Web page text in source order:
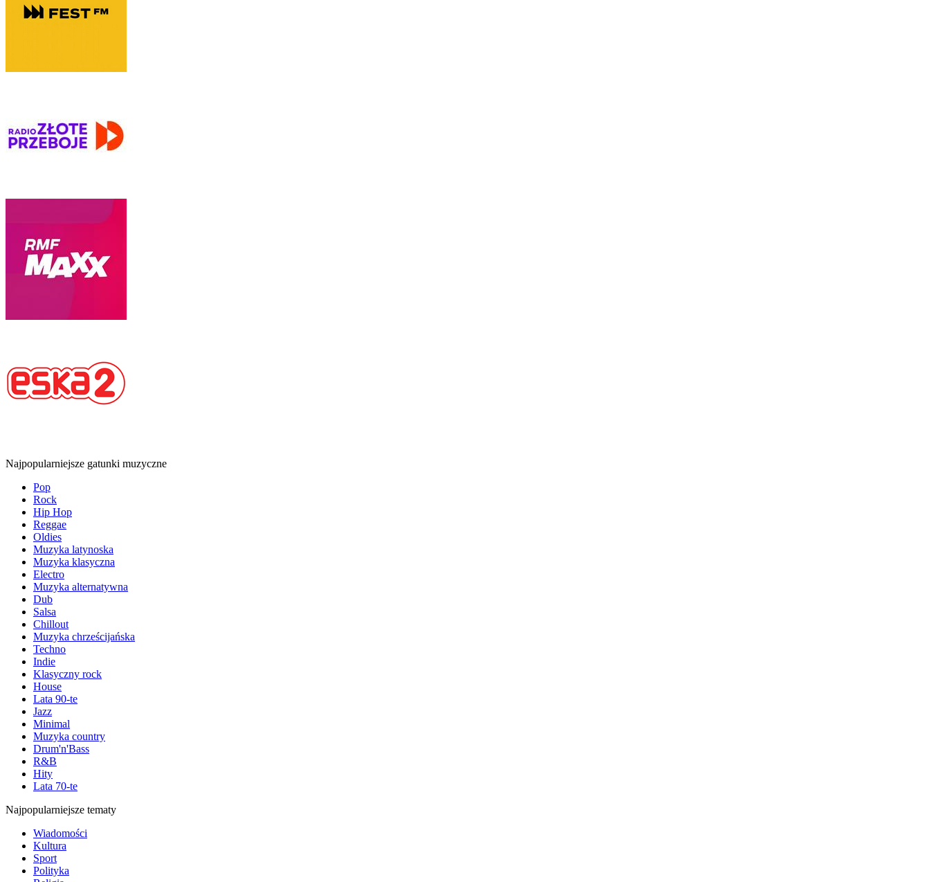
Najpopularniejsze gatunki muzyczne
Pop
Rock
Hip Hop
Reggae
Oldies
Muzyka latynoska
Muzyka klasyczna
Electro
Muzyka alternatywna
Dub
Salsa
Chillout
Muzyka chrześcijańska
Techno
Indie
Klasyczny rock
House
Lata 90-te
Jazz
Minimal
Muzyka country
Drum'n'Bass
R&B
Hity
Lata 70-te
Najpopularniejsze tematy
Wiadomości
Kultura
Sport
Polityka